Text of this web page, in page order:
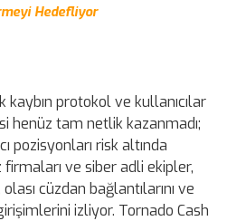
Hedefliyor
kaybın protokol ve kullanıcılar
henüz tam netlik kazanmadı;
pozisyonları risk altında
ve siber adli ekipler,
olası cüzdan bağlantılarını ve
izliyor. Tornado Cash